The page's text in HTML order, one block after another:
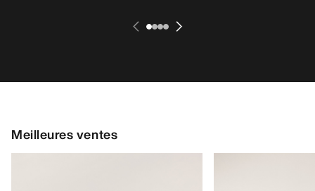
Meilleures ventes